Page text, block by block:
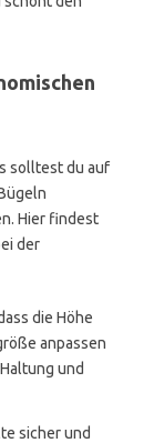
solltest du auf
Hier findest
der
die Höhe
anpassen
und
sicher und